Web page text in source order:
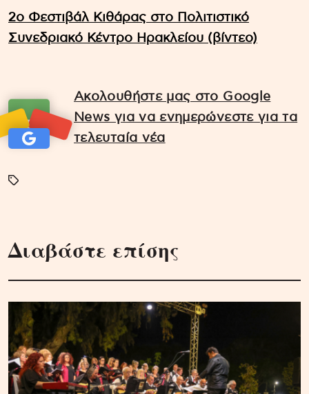
2ο Φεστιβάλ Κιθάρας στο Πολιτιστικό
Συνεδριακό Κέντρο Ηρακλείου (βίντεο)
Ακολουθήστε μας στο Google
News για να ενημερώνεστε για τα
τελευταία νέα
Διαβάστε επίσης